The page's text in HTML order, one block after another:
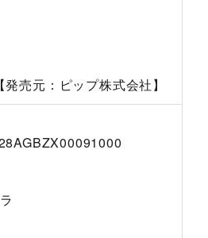
売元：ピップ株式会社】